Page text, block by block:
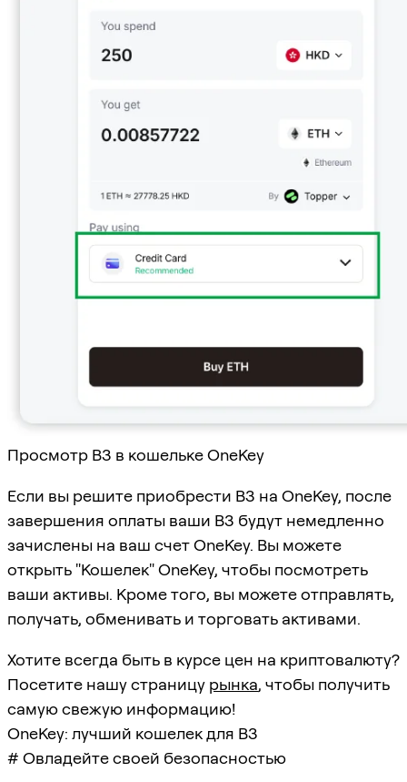
Просмотр B3 в кошельке OneKey
Если вы решите приобрести B3 на OneKey, после
завершения оплаты ваши B3 будут немедленно
зачислены на ваш счет OneKey. Вы можете
открыть "Кошелек" OneKey, чтобы посмотреть
ваши активы. Кроме того, вы можете отправлять,
получать, обменивать и торговать активами.
Хотите всегда быть в курсе цен на криптовалюту?
Посетите нашу страницу рынка, чтобы получить
самую свежую информацию!
OneKey: лучший кошелек для B3
# Овладейте своей безопасностью